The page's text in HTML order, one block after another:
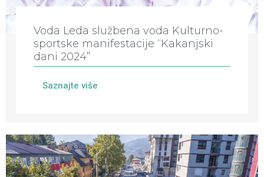
Voda Leda službena voda Kulturno-
sportske manifestacije “Kakanjski
dani 2024”
Saznajte više